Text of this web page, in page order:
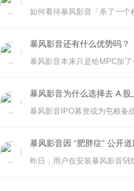
如何看待暴风影音「杀了一个
暴风影音还有什么优势吗？
暴风影音为什么选择去 A 股
暴风影音因 “肥胖症” 公开